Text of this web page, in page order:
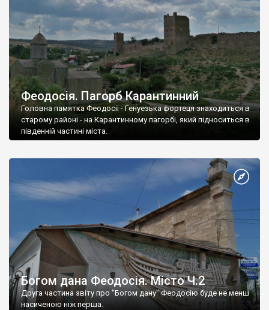
Феодосія. Пагорб Карантинний
Головна памятка Феодосії - Генуезька фортеця знаходиться в
старому районі - на Карантинному пагорбі, який підноситься в
південній частині міста.
Богом дана Феодосія. Місто Ч.2
Друга частина звіту про "Богом дану" Феодосію буде не менш
насиченою ніж перша.